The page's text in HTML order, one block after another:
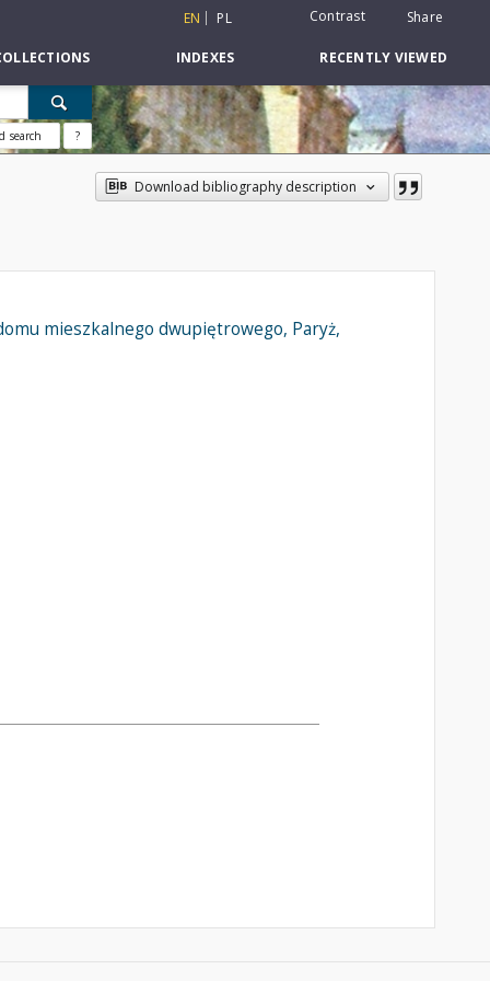
EN PL Contrast Share
INDEXES RECENTLY VIEWED
search ?
Download bibliography description
mieszkalnego dwupiętrowego, Paryż,